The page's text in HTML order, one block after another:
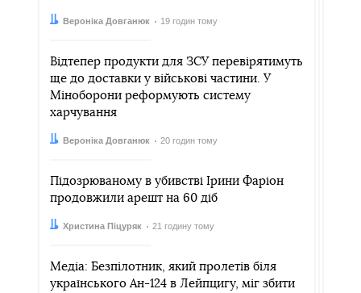
Автор:
Вероніка Довганюк
Дата: 19 годин тому
Відтепер продукти для ЗСУ перевірятимуть
ще до доставки у військові частини. У
Міноборони реформують систему
харчування
Автор:
Вероніка Довганюк
Дата: 20 годин тому
Підозрюваному в убивстві Ірини Фаріон
продовжили арешт на 60 діб
Автор:
Христина Піцуряк
Дата: 21 годину тому
Медіа: Безпілотник, який пролетів біля
українського Ан-124 в Лейпцигу, міг збити